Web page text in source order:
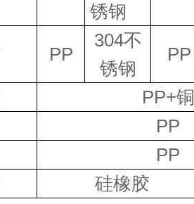
锈钢
PP
304不
锈钢
PP
PP+铜
PP
PP
硅橡胶